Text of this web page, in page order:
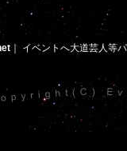
｜ イベントへ大道芸人等